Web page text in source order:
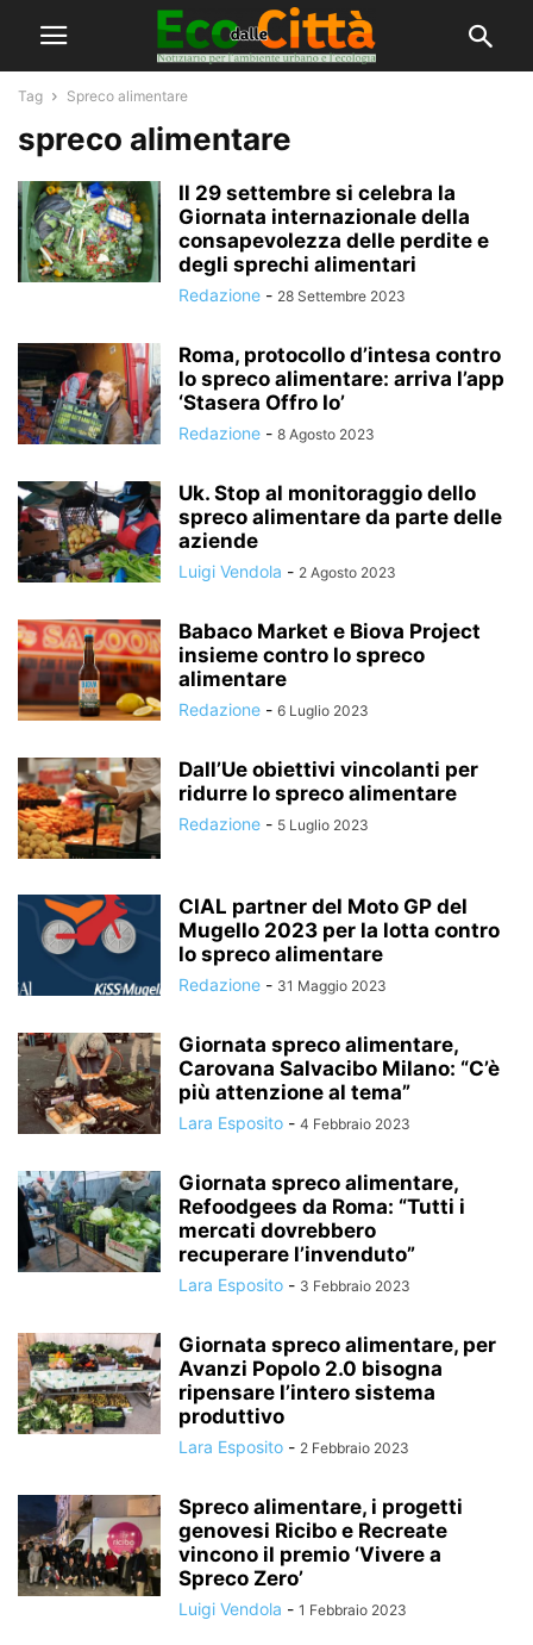
Tag Spreco alimentare
spreco alimentare
Il 29 settembre si celebra la
Giornata internazionale della
consapevolezza delle perdite e
degli sprechi alimentari
Redazione - 28 Settembre 2023
Roma, protocollo d’intesa contro
lo spreco alimentare: arriva l’app
‘Stasera Offro Io’
Redazione - 8 Agosto 2023
Uk. Stop al monitoraggio dello
spreco alimentare da parte delle
aziende
Luigi Vendola - 2 Agosto 2023
Babaco Market e Biova Project
insieme contro lo spreco
alimentare
Redazione - 6 Luglio 2023
Dall’Ue obiettivi vincolanti per
ridurre lo spreco alimentare
Redazione - 5 Luglio 2023
CIAL partner del Moto GP del
Mugello 2023 per la lotta contro
lo spreco alimentare
Redazione - 31 Maggio 2023
Giornata spreco alimentare,
Carovana Salvacibo Milano: “C’è
più attenzione al tema”
Lara Esposito - 4 Febbraio 2023
Giornata spreco alimentare,
Refoodgees da Roma: “Tutti i
mercati dovrebbero
recuperare l’invenduto”
Lara Esposito - 3 Febbraio 2023
Giornata spreco alimentare, per
Avanzi Popolo 2.0 bisogna
ripensare l’intero sistema
produttivo
Lara Esposito - 2 Febbraio 2023
Spreco alimentare, i progetti
genovesi Ricibo e Recreate
vincono il premio ‘Vivere a
Spreco Zero’
Luigi Vendola - 1 Febbraio 2023